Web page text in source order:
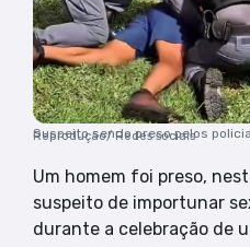
Suspeito sendo preso pelos
Reprodução/ Redes sociais
Um homem foi preso,
suspeito de importunar
durante a celebração de